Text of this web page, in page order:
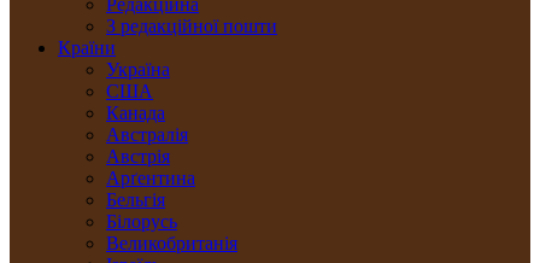
Редакційна
З редакційної пошти
Країни
Україна
США
Канада
Австралія
Австрія
Арґентина
Бельгія
Білорусь
Великобританія